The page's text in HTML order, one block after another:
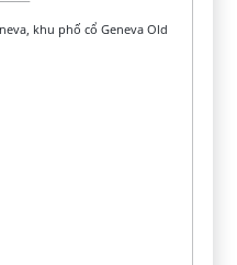
khu phố cổ Geneva Old